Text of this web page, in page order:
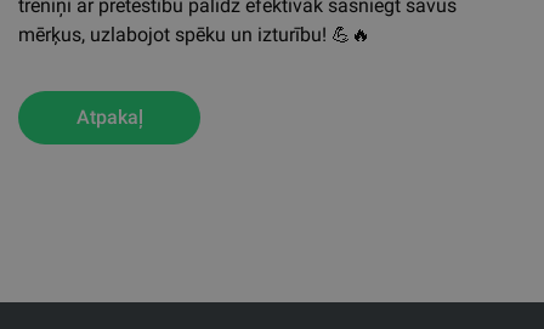
treniņi ar pretestību palīdz efektīvāk sasniegt savus
mērķus, uzlabojot spēku un izturību! 💪🔥
Atpakaļ